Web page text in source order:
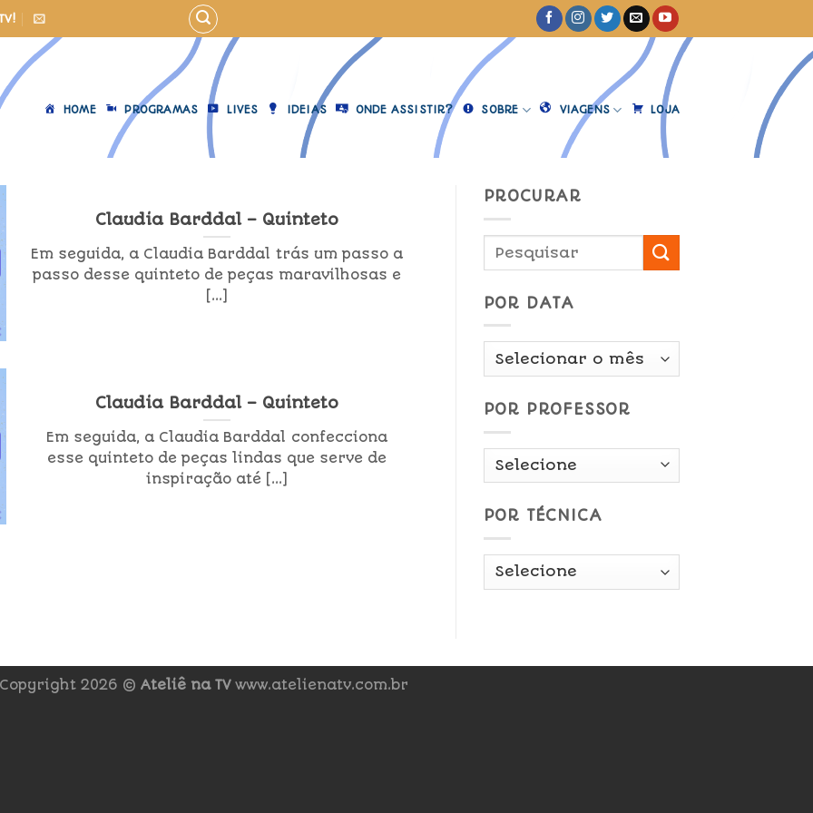
HOME PROGRAMAS LIVES IDEIAS ONDE ASSISTIR? SOBRE VIAGENS LOJA
Claudia Barddal – Quinteto
Em seguida, a Claudia Barddal trás um passo a
passo desse quinteto de peças maravilhosas e
[...]
Claudia Barddal – Quinteto
Em seguida, a Claudia Barddal confecciona
esse quinteto de peças lindas que serve de
inspiração até [...]
PROCURAR
POR DATA
Por
POR PROFESSOR
POR TÉCNICA
2026 © Ateliê na TVwww.atelienatv.com.br